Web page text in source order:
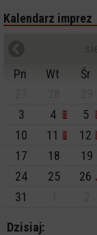
Kalendarz imprez
Pn
Wt Śr
3
4 5
10
11 12
17
18 19
24
25 26
31
Dzisiaj: